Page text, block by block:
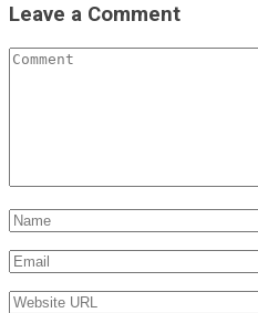
Leave a Comment